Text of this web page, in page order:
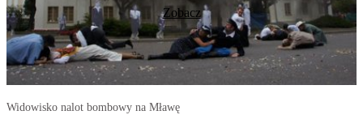
Zobacz
Widowisko nalot bombowy na Mławę